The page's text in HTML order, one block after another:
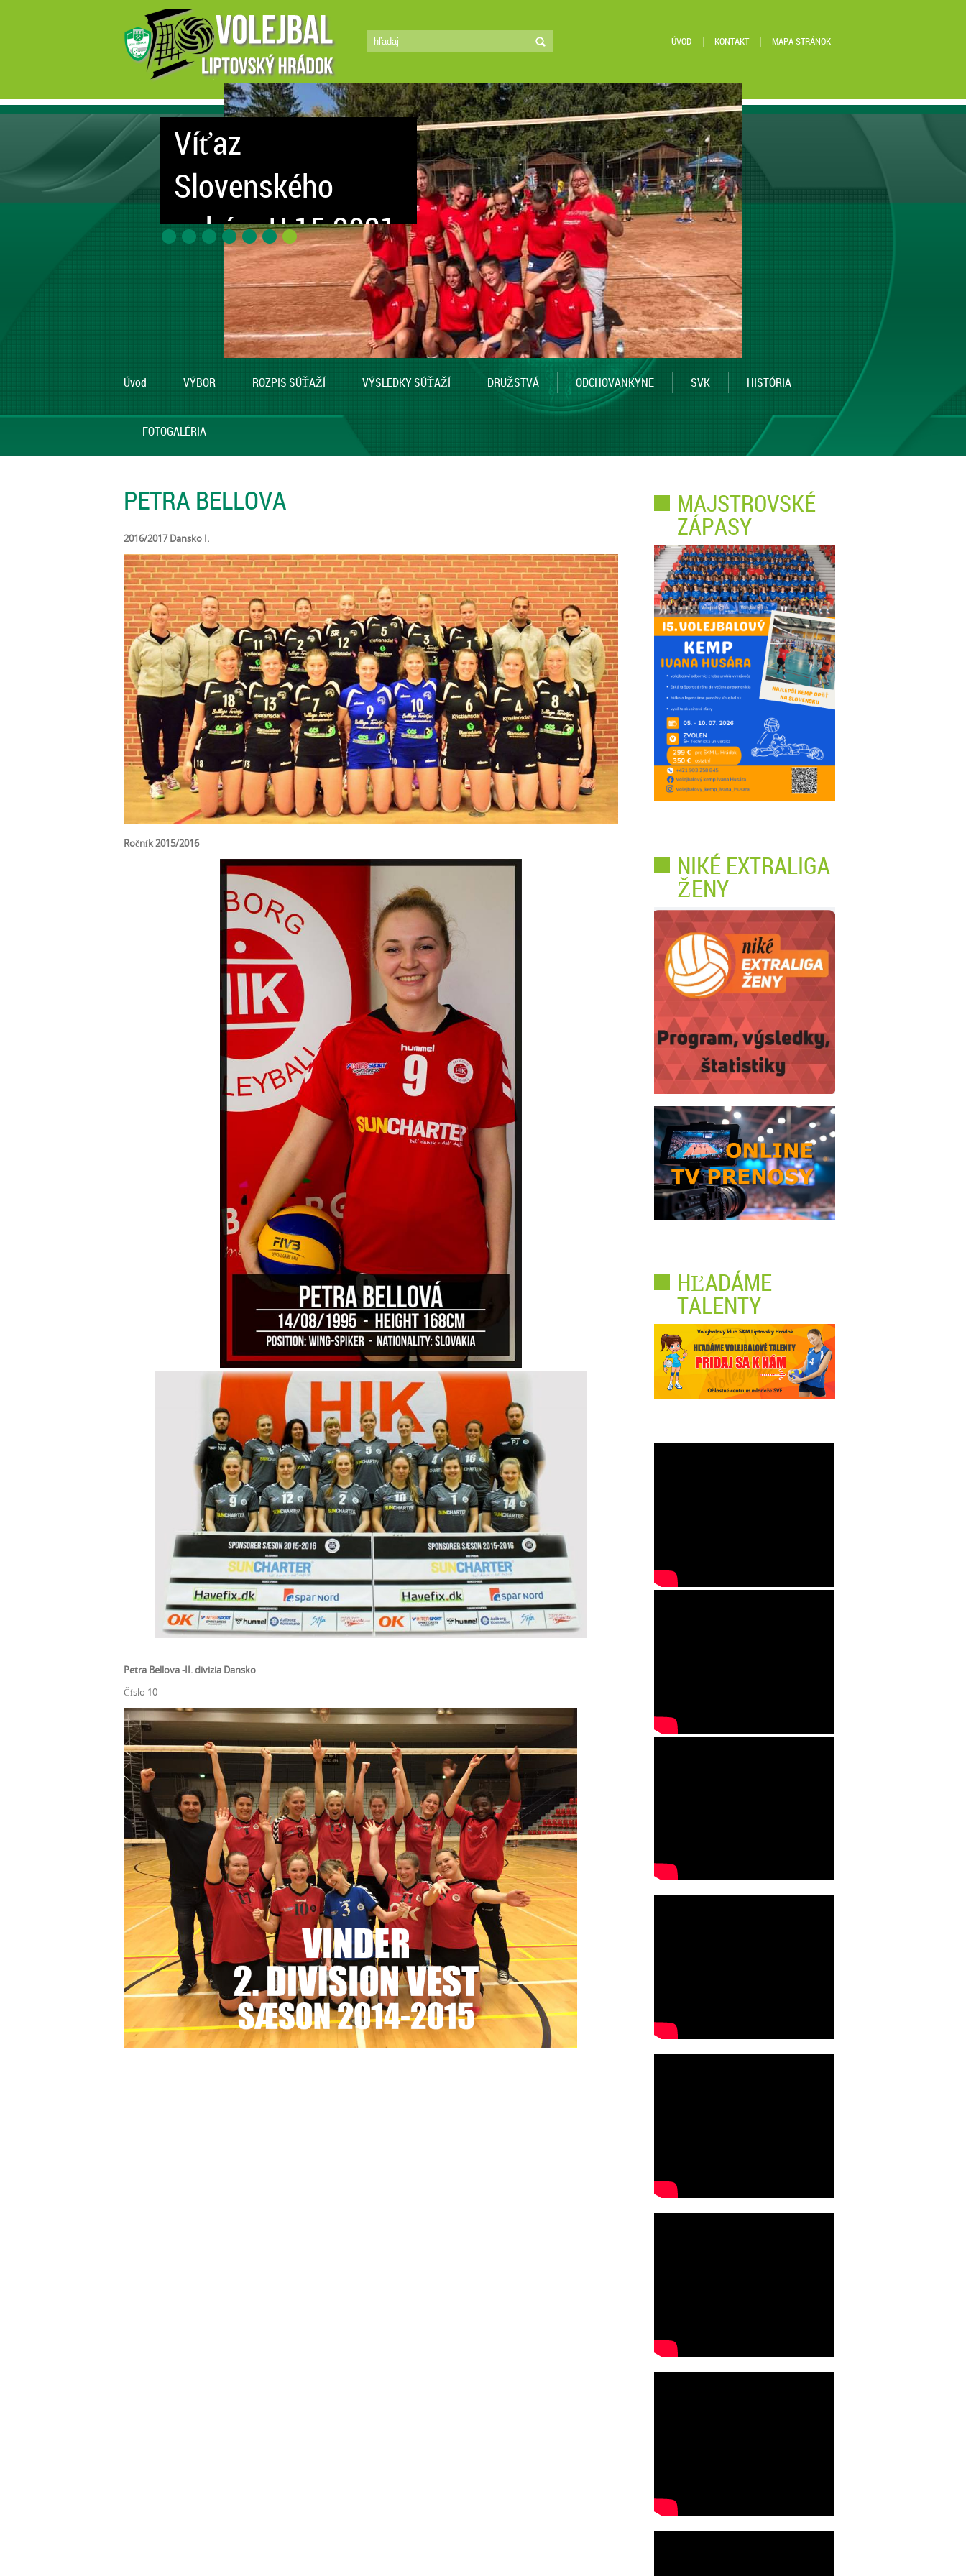
ÚVOD KONTAKT MAPA STRÁNOK
Hľadáme talenty
Páči sa ti volejbal? Chcela by si sa ho naučiť? Máš 8
až 11 rokov alebo sa ti zdá, že si príliš vysoká? Tak
sa príď pozrieť a povedz to aj svojim kamarátkam!
Úvod VÝBOR ROZPIS SÚŤAŽÍ VÝSLEDKY SÚŤAŽÍ DRUŽSTVÁ ODCHOVANKYNE SVK HISTÓRIA
FOTOGALÉRIA
MAJSTROVSKÉ
ZÁPASY
NIKÉ EXTRALIGA
ŽENY
HĽADÁME
TALENTY
PETRA BELLOVA
2016/2017 Dansko I.
Ročník 2015/2016
Petra Bellova -II. divizia Dansko
Číslo 10